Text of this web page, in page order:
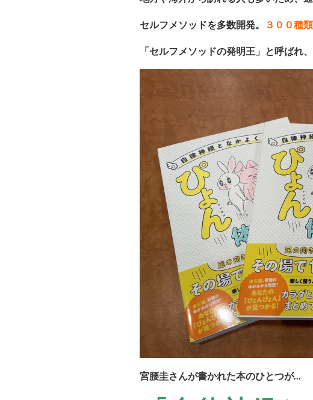
セルフメソッドを多数開発。
３００種類
「セルフメソッドの発明王」と呼ばれ
宮腰圭さんが書かれた本のひとつが…